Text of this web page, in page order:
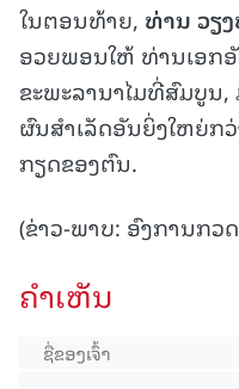
ໃນຕອນທ້າຍ, ທ່ານ ວຽ
ອວຍພອນໃຫ້ ທ່ານເອກ
ຂະພະລານາໄມທີ່ສົມບູນ
ຜົນສຳເລັດອັນຍິ່ງໃຫຍ່
ກຽດຂອງຕົນ.
(ຂ່າວ-ພາບ: ອົງການກວ
ຄໍາເຫັນ